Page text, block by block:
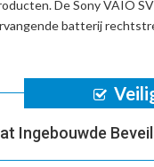
DeSony VAIO
batterij
Ingebouwde